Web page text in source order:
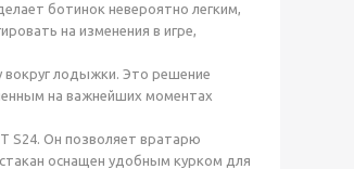
ботинок невероятно легким,
на изменения в игре,
лодыжки. Это решение
на важнейших моментах
S24. Он позволяет вратарю
оснащен удобным курком для